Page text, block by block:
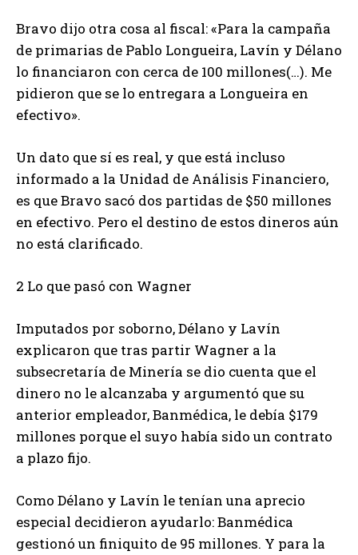
Bravo dijo otra cosa al fiscal: «Para la campaña
de primarias de Pablo Longueira, Lavín y Délano
lo financiaron con cerca de 100 millones(…). Me
pidieron que se lo entregara a Longueira en
efectivo».
Un dato que sí es real, y que está incluso
informado a la Unidad de Análisis Financiero,
es que Bravo sacó dos partidas de $50 millones
en efectivo. Pero el destino de estos dineros aún
no está clarificado.
2 Lo que pasó con Wagner
Imputados por soborno, Délano y Lavín
explicaron que tras partir Wagner a la
subsecretaría de Minería se dio cuenta que el
dinero no le alcanzaba y argumentó que su
anterior empleador, Banmédica, le debía $179
millones porque el suyo había sido un contrato
a plazo fijo.
Como Délano y Lavín le tenían una aprecio
especial decidieron ayudarlo: Banmédica
gestionó un finiquito de 95 millones. Y para la